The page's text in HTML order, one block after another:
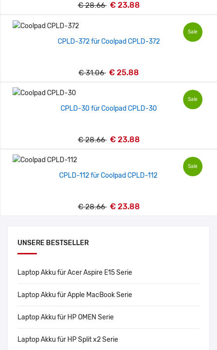
UNSERE BESTSELLER
Laptop Akku für Acer Aspire E15 Serie
Laptop Akku für Apple MacBook Serie
Laptop Akku für HP OMEN Serie
Laptop Akku für HP Split x2 Serie
€ 28.66 € 23.88
Sale
CPLD-372 für Coolpad CPLD-372
€ 31.06 € 25.88
Sale
CPLD-30 für Coolpad CPLD-30
€ 28.66 € 23.88
Sale
CPLD-112 für Coolpad CPLD-112
€ 28.66 € 23.88